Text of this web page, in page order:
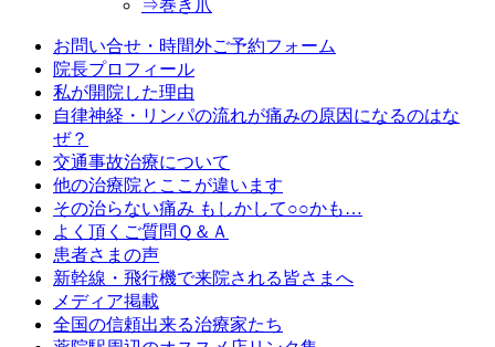
⇒巻き爪
お問い合せ・時間外ご予約フォーム
院長プロフィール
私が開院した理由
自律神経・リンパの流れが痛みの原因になるのはな
ぜ？
交通事故治療について
他の治療院とここが違います
その治らない痛み もしかして○○かも…
よく頂くご質問Ｑ＆Ａ
患者さまの声
新幹線・飛行機で来院される皆さまへ
メディア掲載
全国の信頼出来る治療家たち